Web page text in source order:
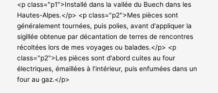
<p class="p1">Installé dans la vallée du Buech dans les
Hautes-Alpes.</p> <p class="p2">Mes pièces sont
généralement tournées, puis polies, avant d'appliquer la
sigillée obtenue par décantation de terres de rencontres
récoltées lors de mes voyages ou balades.</p> <p
class="p2">Les pièces sont d'abord cuites au four
électriques, émaillées à l’intérieur, puis enfumées dans un
four au gaz.</p>